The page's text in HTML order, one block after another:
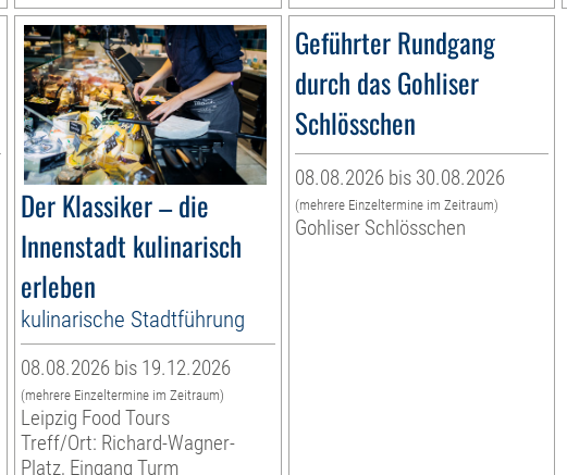
Der Klassiker – die
Innenstadt kulinarisch
erleben
kulinarische Stadtführung
08.08.2026 bis 19.12.2026
(mehrere Einzeltermine im Zeitraum)
Leipzig Food Tours
Treff/Ort: Richard-Wagner-
Platz, Eingang Turm
Geführter Rundgang
durch das Gohliser
Schlösschen
08.08.2026 bis 30.08.2026
(mehrere Einzeltermine im Zeitraum)
Gohliser Schlösschen